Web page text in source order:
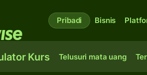
Pribadi Bisnis
Kurs Telusuri mata uang